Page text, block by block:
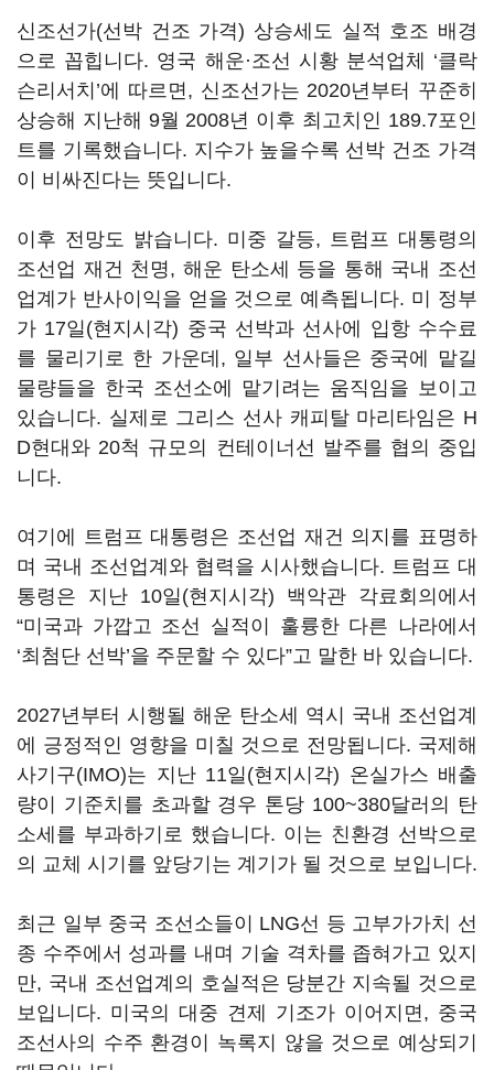
신조선가(선박 건조 가격) 상승세도 실적 호조 배경
으로 꼽힙니다. 영국 해운·조선 시황 분석업체 ‘클락
슨리서치’에 따르면, 신조선가는 2020년부터 꾸준히
상승해 지난해 9월 2008년 이후 최고치인 189.7포인
트를 기록했습니다. 지수가 높을수록 선박 건조 가격
이 비싸진다는 뜻입니다.
이후 전망도 밝습니다. 미중 갈등, 트럼프 대통령의
조선업 재건 천명, 해운 탄소세 등을 통해 국내 조선
업계가 반사이익을 얻을 것으로 예측됩니다. 미 정부
가 17일(현지시각) 중국 선박과 선사에 입항 수수료
를 물리기로 한 가운데, 일부 선사들은 중국에 맡길
물량들을 한국 조선소에 맡기려는 움직임을 보이고
있습니다. 실제로 그리스 선사 캐피탈 마리타임은 H
D현대와 20척 규모의 컨테이너선 발주를 협의 중입
니다.
여기에 트럼프 대통령은 조선업 재건 의지를 표명하
며 국내 조선업계와 협력을 시사했습니다. 트럼프 대
통령은 지난 10일(현지시각) 백악관 각료회의에서
“미국과 가깝고 조선 실적이 훌륭한 다른 나라에서
‘최첨단 선박’을 주문할 수 있다”고 말한 바 있습니다.
2027년부터 시행될 해운 탄소세 역시 국내 조선업계
에 긍정적인 영향을 미칠 것으로 전망됩니다. 국제해
사기구(IMO)는 지난 11일(현지시각) 온실가스 배출
량이 기준치를 초과할 경우 톤당 100~380달러의 탄
소세를 부과하기로 했습니다. 이는 친환경 선박으로
의 교체 시기를 앞당기는 계기가 될 것으로 보입니다.
최근 일부 중국 조선소들이 LNG선 등 고부가가치 선
종 수주에서 성과를 내며 기술 격차를 좁혀가고 있지
만, 국내 조선업계의 호실적은 당분간 지속될 것으로
보입니다. 미국의 대중 견제 기조가 이어지면, 중국
조선사의 수주 환경이 녹록지 않을 것으로 예상되기